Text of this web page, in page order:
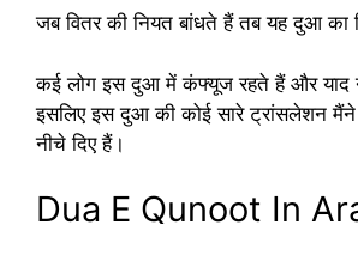
जब वितर की नियत बांधते हैं तब यह दुआ का
कई लोग इस दुआ में कंफ्यूज रहते हैं और याद
इसलिए इस दुआ की कोई सारे ट्रांसलेशन
नीचे दिए हैं।
Dua E Qunoot In